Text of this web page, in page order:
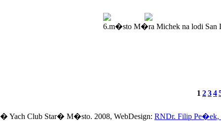
6.m�sto M�ra Michek na lodi San
1 234
� Yach Club Star� M�sto. 2008, WebDesign: RNDr. Filip Pe�ek,